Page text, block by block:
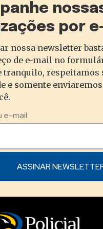
por
nossa newsletter
de e-mail no
tranquilo, respeitamos
e somente
e-mail